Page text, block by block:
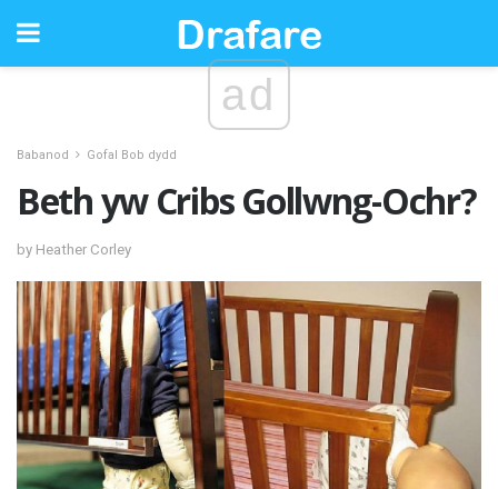
ad
Babanod Gofal Bob dydd
Beth yw Cribs Gollwng-Ochr?
by Heather Corley